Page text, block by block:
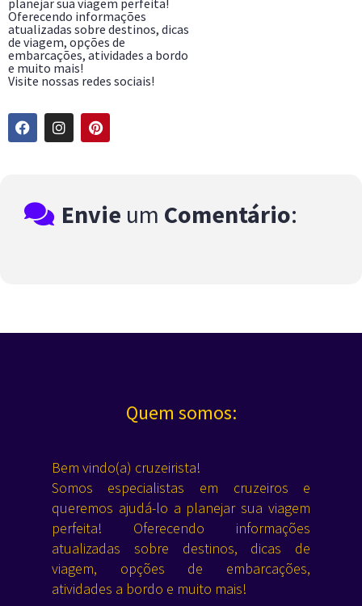
Oferecendo informações
atualizadas sobre destinos, dicas
de viagem, opções de
embarcações, atividades a bordo
e muito mais!
Visite nossas redes sociais!
Envie um Comentário:
Quem somos:
Bem vindo(a) cruzeirista!
Somos especialistas em cruzeiros e
queremos ajudá-lo a planejar sua viagem
perfeita! Oferecendo informações
atualizadas sobre destinos, dicas de
viagem, opções de embarcações,
atividades a bordo e muito mais!